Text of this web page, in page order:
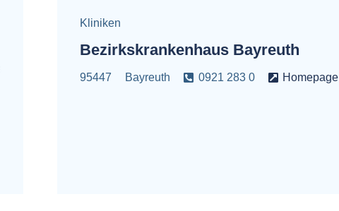
Kliniken
Bezirkskrankenhaus Bayreuth
95447 Bayreuth 0921 283 0 Homepage